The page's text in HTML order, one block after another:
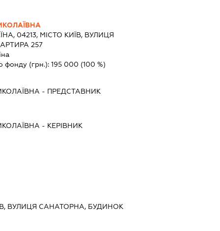
04213, МІСТО КИЇВ, ВУЛИЦЯ
257
фонду (грн.): 195 000 (100 %)
- ПРЕДСТАВНИК
- КЕРІВНИК
ВУЛИЦЯ САНАТОРНА, БУДИНОК